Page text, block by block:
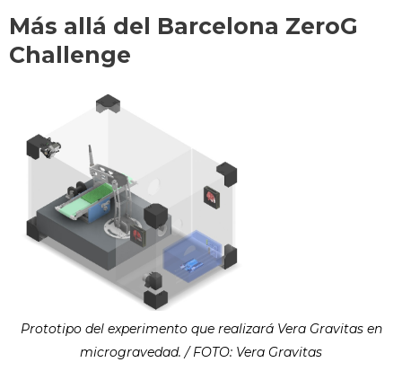
Más allá del Barcelona ZeroG
Challenge
Prototipo del experimento que realizará Vera Gravitas en
microgravedad. / FOTO: Vera Gravitas